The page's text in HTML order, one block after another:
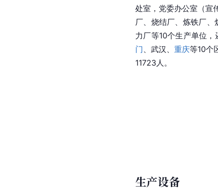
处室，党委办公室（宣
厂、烧结厂、炼铁厂、
力厂等10个生产单位，
门 、武汉 、重庆等10个
11723人。
生产设备